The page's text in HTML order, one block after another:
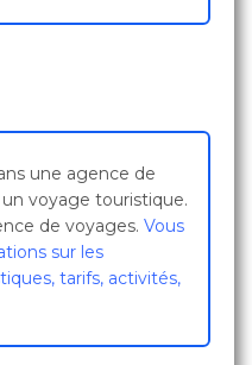
une agence de
voyage touristique.
de voyages. Vous
sur les
tarifs, activités,